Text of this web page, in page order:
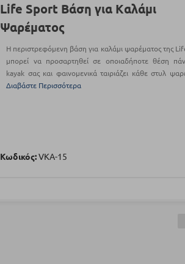
Life Sport Βάση για Kαλάμι
Ψαρέματος
Η περιστρεφόμενη βάση για καλάμι ψαρέματος της
μπορεί να προσαρτηθεί σε οποιαδήποτε θέση
kayak σας και φαινομενικά ταιριάζει κάθε στυλ
Διαβάστε Περισσότερα
Κωδικός:VKA-15